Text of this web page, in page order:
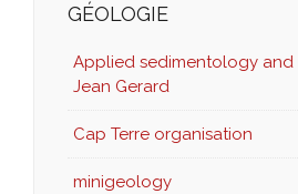
GÉOLOGIE
Applied sedimentology
Jean Gerard
Cap Terre organisation
minigeology